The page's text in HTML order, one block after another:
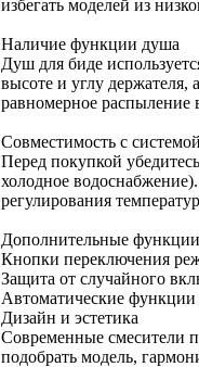
избегать моделей из
Наличие функции душа
Душ для биде
высоте и углу
равномерное распыление
Совместимость с
Перед покупкой
холодное
регулирования
Дополнительные
Кнопки переключения
Защита от случайного
Автоматические
Дизайн и эстетика
Современные смесители
подобрать модель,